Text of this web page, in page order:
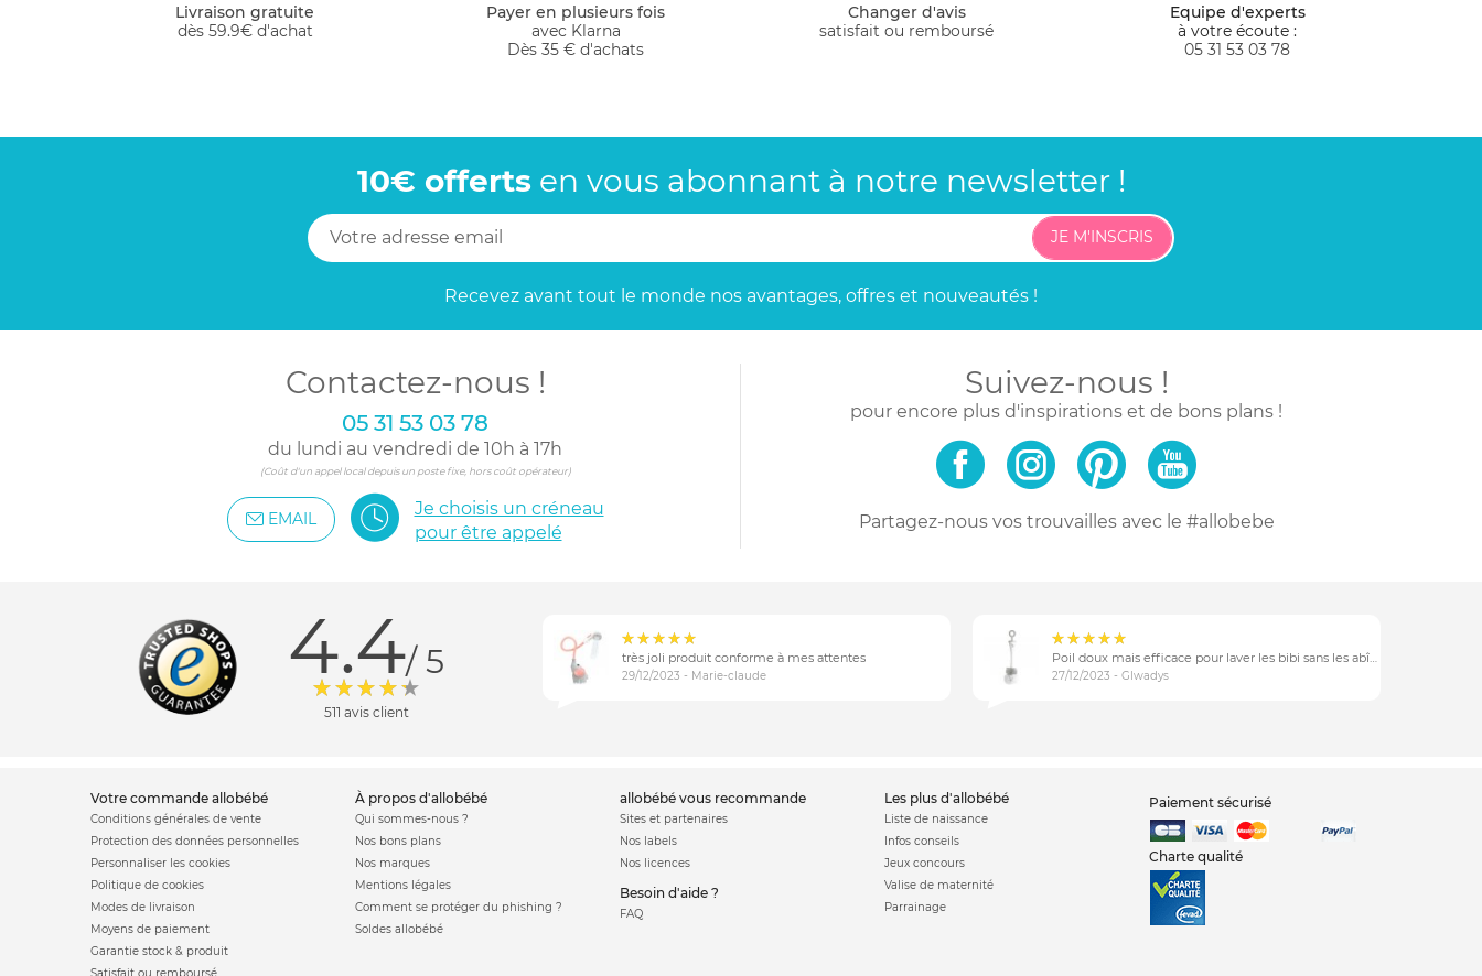
Livraison gratuite
dès 59.9€ d'achat
Payer en plusieurs fois
avec Klarna
Dès 35 € d'achats
Changer d'avis
satisfait ou remboursé
Equipe d'experts
à votre écoute :
05 31 53 03 78
10€ offertsen vous abonnantà notre newsletter !
JE M'INSCRIS
Recevez avant tout le monde nos avantages, offres et nouveautés !
Contactez-nous !
05 31 53 03 78
du lundi au vendredi de 10h à 17h
(Coût d'un appel local depuis un poste fixe, hors coût opérateur)
EMAIL
Je choisis un créneau
pour être appelé
Suivez-nous !
pour encore plus d'inspirations et de bons plans !
Partagez-nous vos trouvaillesavec le #allobebe
4.4/ 5
511 avis client
très joli produit conforme à mes attentes
29/12/2023 - Marie-claude 27/12/2023 - Glwadys
votre commande allobébé
Conditions générales de vente
Protection des données personnelles
Personnaliser les cookies
Politique de cookies
Modes de livraison
Moyens de paiement
Garantie stock & produit
Satisfait ou remboursé
à propos d'allobébé
Qui sommes-nous ?
Nos bons plans
Nos marques
Mentions légales
Comment se protéger du phishing ?
Soldes allobébé
allobébé vous recommande
Sites et partenaires
Nos labels
Nos licences
Besoin d'aide ?
FAQ
les plus d'allobébé
Liste de naissance
Infos conseils
Jeux concours
Valise de maternité
Parrainage
Paiement sécurisé
Charte qualité